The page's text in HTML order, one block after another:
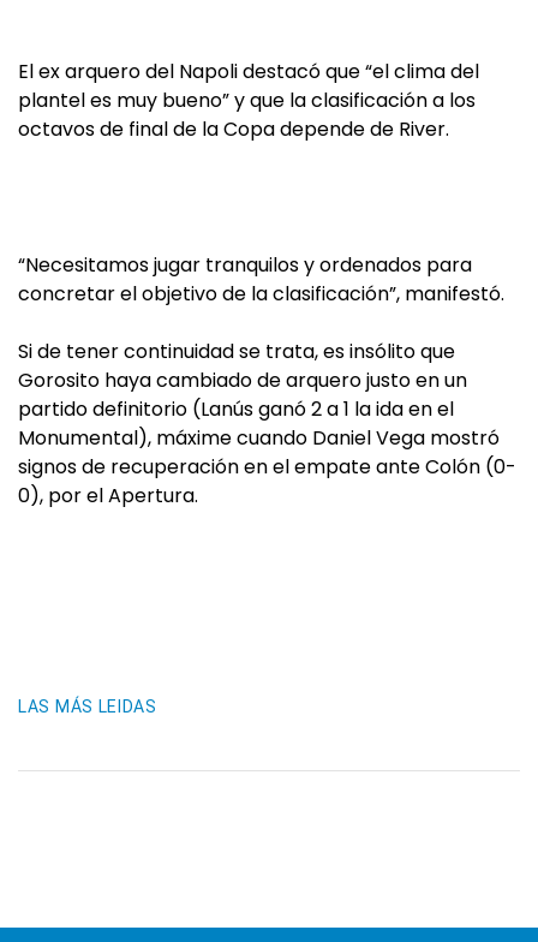
El ex arquero del Napoli destacó que “el clima del
plantel es muy bueno” y que la clasificación a los
octavos de final de la Copa depende de River.
“Necesitamos jugar tranquilos y ordenados para
concretar el objetivo de la clasificación”, manifestó.
Si de tener continuidad se trata, es insólito que
Gorosito haya cambiado de arquero justo en un
partido definitorio (Lanús ganó 2 a 1 la ida en el
Monumental), máxime cuando Daniel Vega mostró
signos de recuperación en el empate ante Colón (0-
0), por el Apertura.
LAS MÁS LEIDAS